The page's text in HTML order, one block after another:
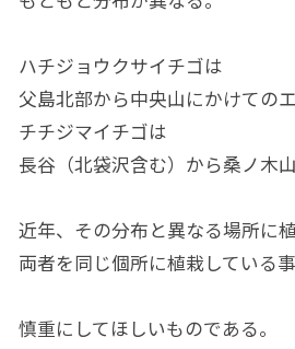
ハチジョウクサイチゴは
父島北部から中央山にかけてのエ
チチジマイチゴは
長谷（北袋沢含む）から桑ノ木山
近年、その分布と異なる場所に植
両者を同じ個所に植栽している事
慎重にしてほしいものである。